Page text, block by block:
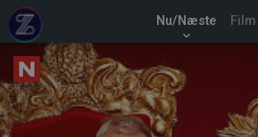
Nu/Næste
keyboard_arrow_down
Film